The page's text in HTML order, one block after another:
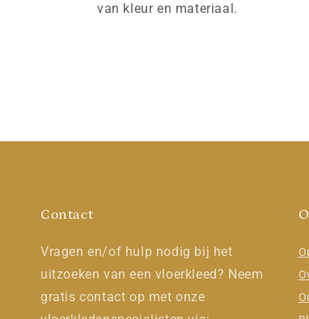
van kleur en materiaal.
Contact
Vragen en/of hulp nodig bij het
uitzoeken van een vloerkleed? Neem
gratis contact op met onze